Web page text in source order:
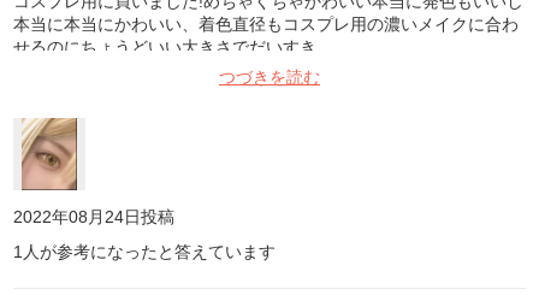
本当に本当にかわいい、着色直径もコスプレ用の濃いメイクに合わ
せるのにちょうどいい大きさでだいすき
つづきを読む
2022年08月24日投稿
1 人が参考になったと答えています